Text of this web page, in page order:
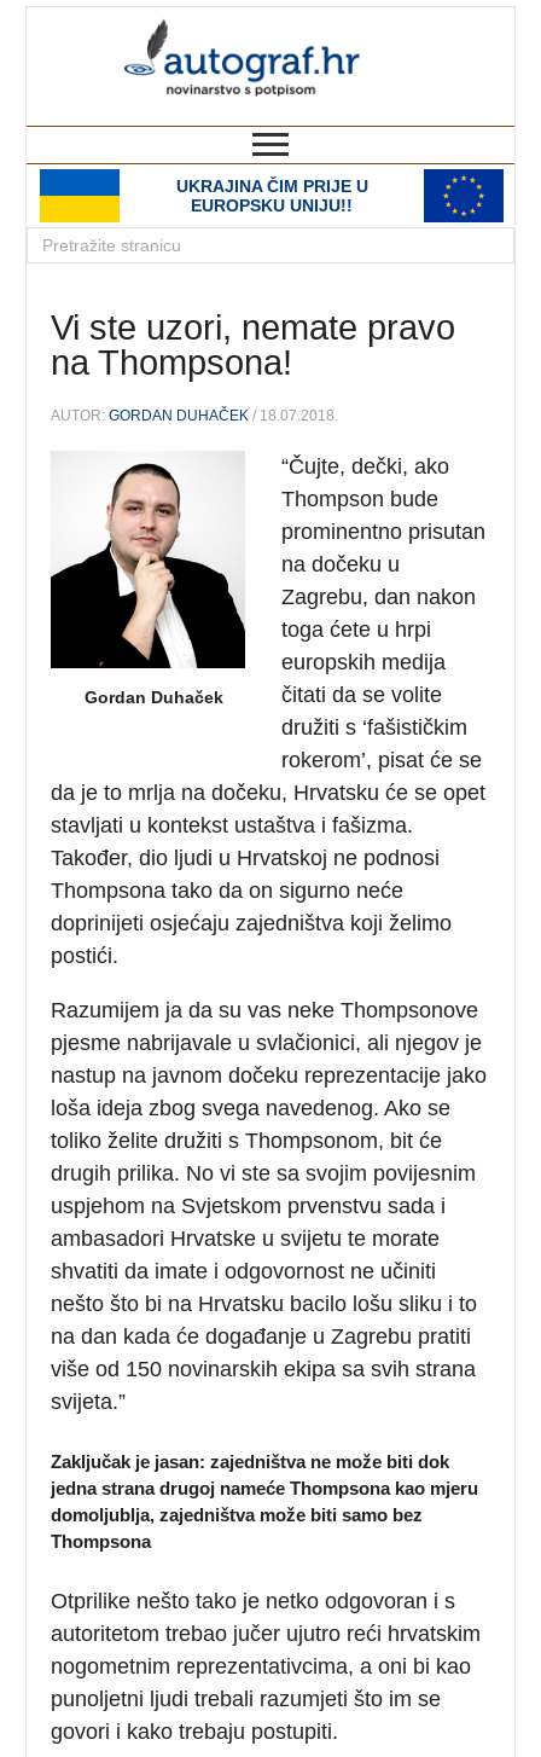
UKRAJINA ČIM PRIJE U
EUROPSKU UNIJU!!
Vi ste uzori, nemate pravo
na Thompsona!
AUTOR:GORDAN DUHAČEK / 18.07.2018.
Gordan Duhaček
“Čujte, dečki, ako
Thompson bude
prominentno prisutan
na dočeku u
Zagrebu, dan nakon
toga ćete u hrpi
europskih medija
čitati da se volite
družiti s ‘fašističkim
rokerom’, pisat će se
da je to mrlja na dočeku, Hrvatsku će se opet
stavljati u kontekst ustaštva i fašizma.
Također, dio ljudi u Hrvatskoj ne podnosi
Thompsona tako da on sigurno neće
doprinijeti osjećaju zajedništva koji želimo
postići.
Razumijem ja da su vas neke Thompsonove
pjesme nabrijavale u svlačionici, ali njegov je
nastup na javnom dočeku reprezentacije jako
loša ideja zbog svega navedenog. Ako se
toliko želite družiti s Thompsonom, bit će
drugih prilika. No vi ste sa svojim povijesnim
uspjehom na Svjetskom prvenstvu sada i
ambasadori Hrvatske u svijetu te morate
shvatiti da imate i odgovornost ne učiniti
nešto što bi na Hrvatsku bacilo lošu sliku i to
na dan kada će događanje u Zagrebu pratiti
više od 150 novinarskih ekipa sa svih strana
svijeta.”
Zaključak je jasan: zajedništva ne može biti dok
jedna strana drugoj nameće Thompsona kao mjeru
domoljublja, zajedništva može biti samo bez
Thompsona
Otprilike nešto tako je netko odgovoran i s
autoritetom trebao jučer ujutro reći hrvatskim
nogometnim reprezentativcima, a oni bi kao
punoljetni ljudi trebali razumjeti što im se
govori i kako trebaju postupiti.